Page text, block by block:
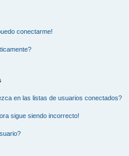
conectarme!
en las listas de usuarios conectados?
sigue siendo incorrecto!